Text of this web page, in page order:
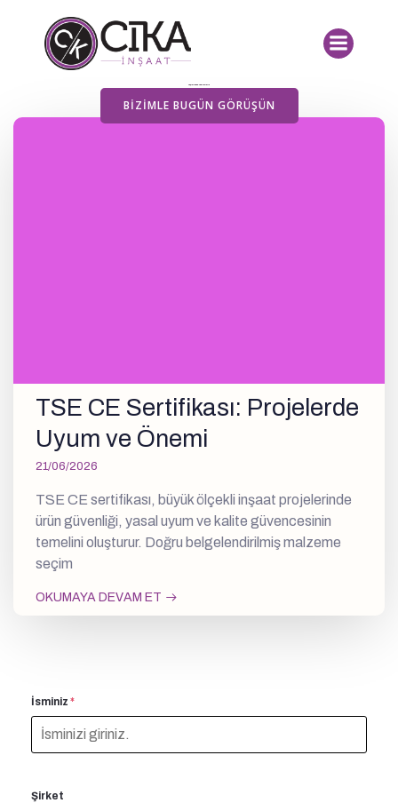
BIZIMLE BUGÜN GÖRÜŞÜN
Yayımlanan Yazılarımız
TSE CE Sertifikası: Projelerde
Uyum ve Önemi
21/06/2026
TSE CE sertifikası, büyük ölçekli inşaat projelerinde
ürün güvenliği, yasal uyum ve kalite güvencesinin
temelini oluşturur. Doğru belgelendirilmiş malzeme
seçim
OKUMAYA DEVAM ET
İsminiz *
Şirket